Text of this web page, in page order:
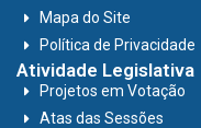
Mapa do Site
Política de Privacidade
Atividade Legislativa
Projetos em Votação
Atas das Sessões